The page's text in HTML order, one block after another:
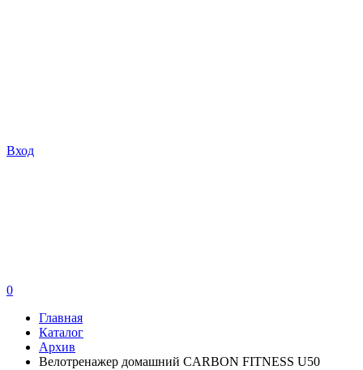
Вход
0
Главная
Каталог
Архив
Велотренажер домашний CARBON FITNESS U50